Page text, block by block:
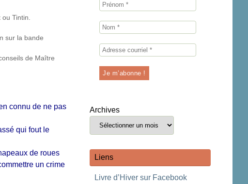
ou Tintin.
sur la bande
de Maître
connu de ne pas
qui fout le
de roues
un crime
Archives
Liens
Livre d’Hiver sur Facebook